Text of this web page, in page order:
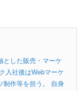
とした販売・マーケ
入社後はWebマーケ
制作等を担う。 自身